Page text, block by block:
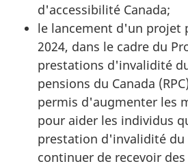
d'accessibilité Canada;
le lancement d'un projet
2024, dans le cadre du
prestations d'invalidité
pensions du Canada
permis d'augmenter les
pour aider les individus
prestation d'invalidité du
continuer de recevoir